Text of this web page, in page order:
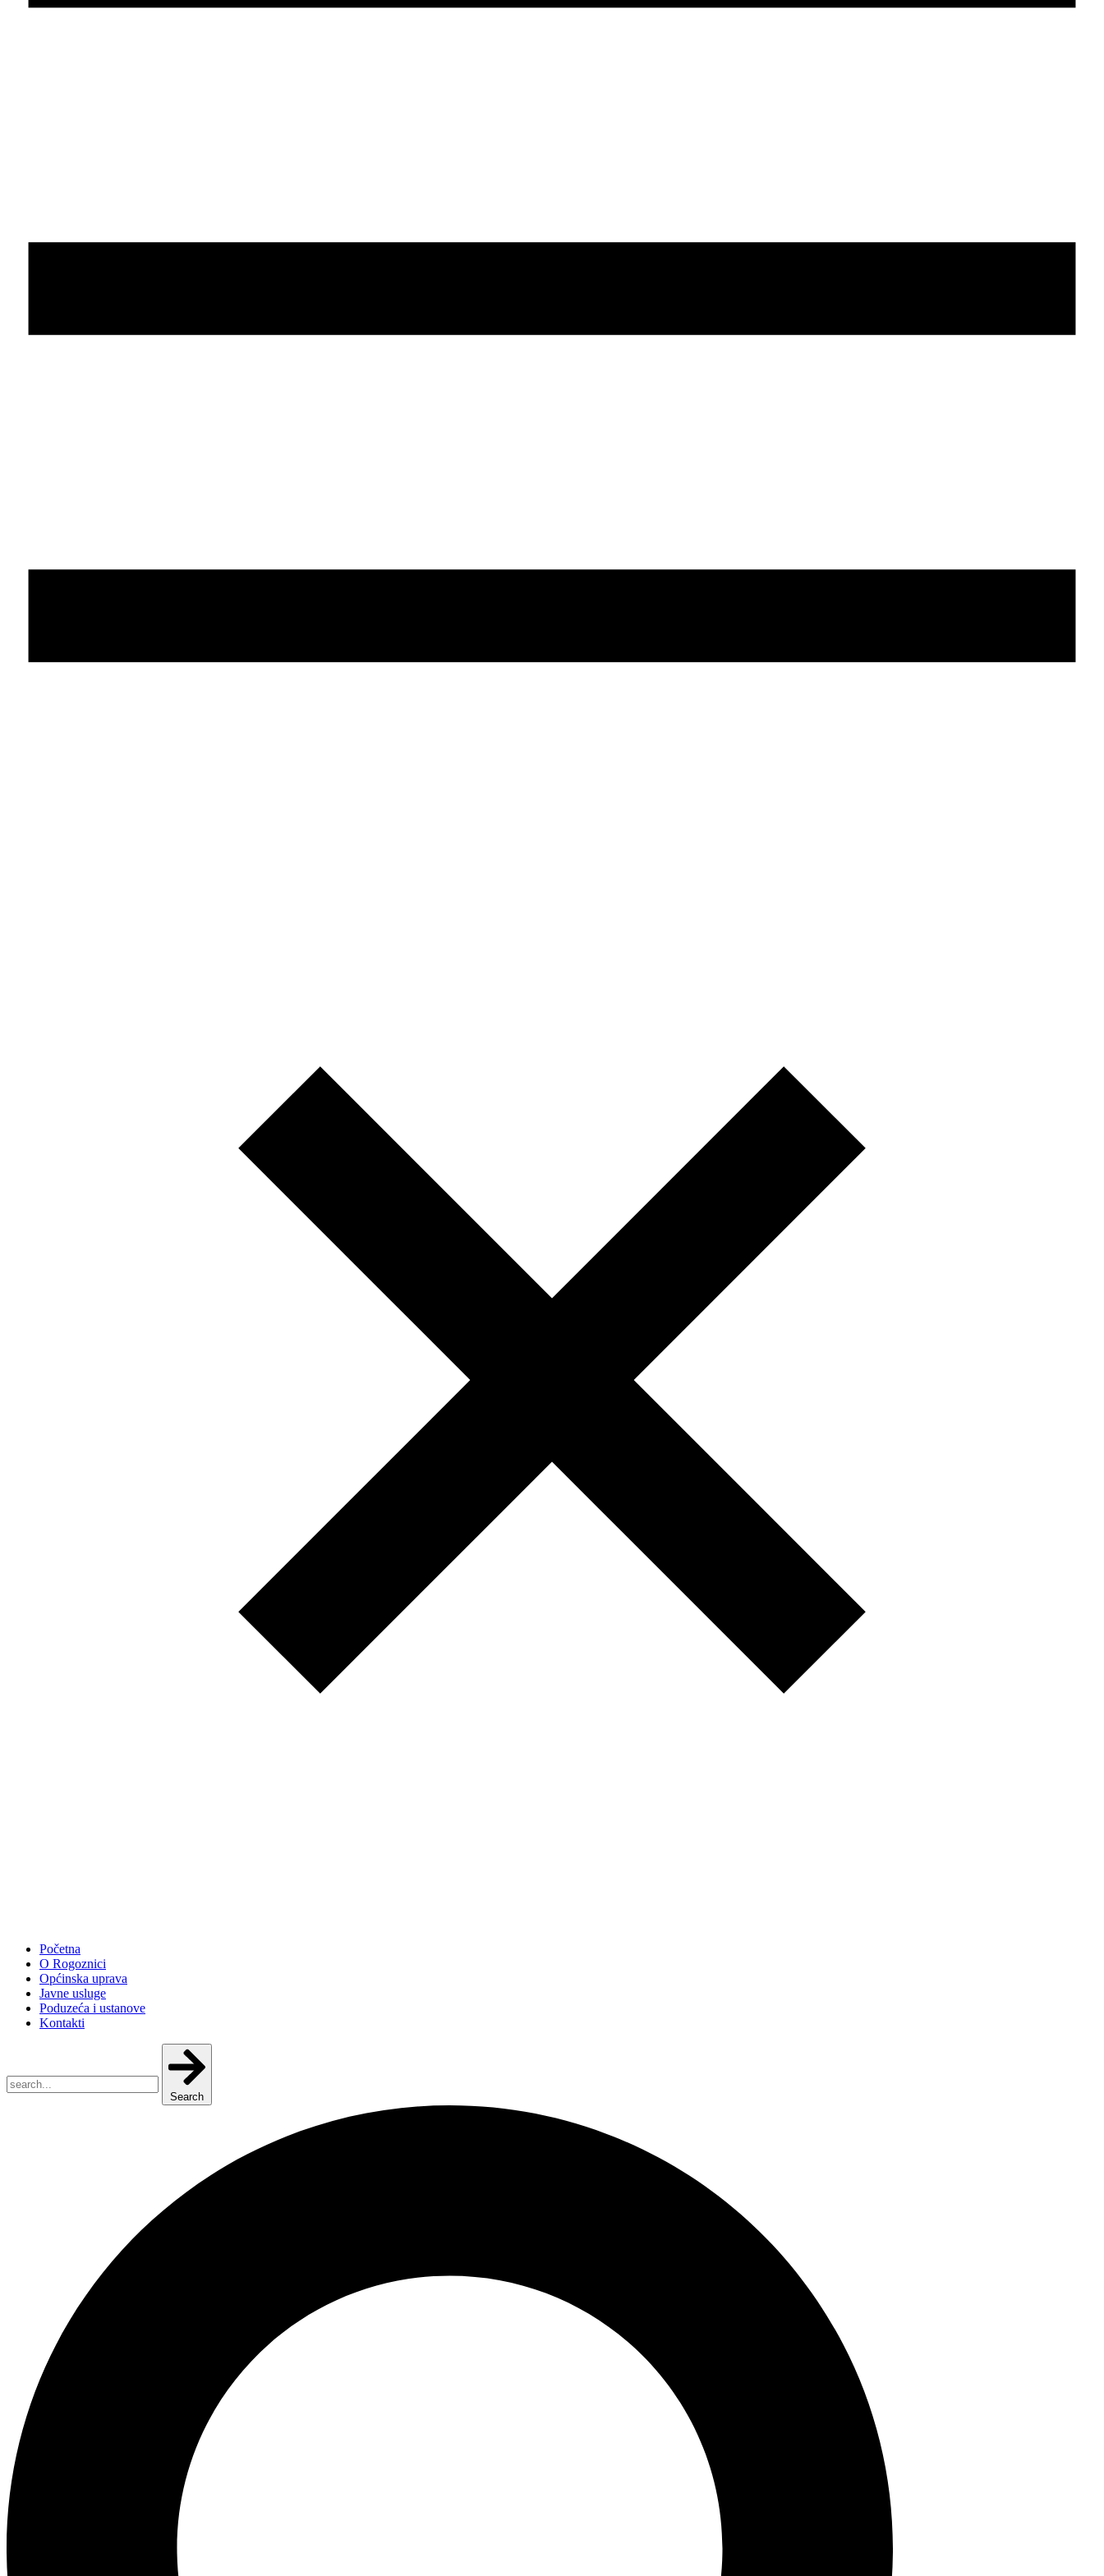
Početna
O Rogoznici
Općinska uprava
Javne usluge
Poduzeća i ustanove
Kontakti
Search